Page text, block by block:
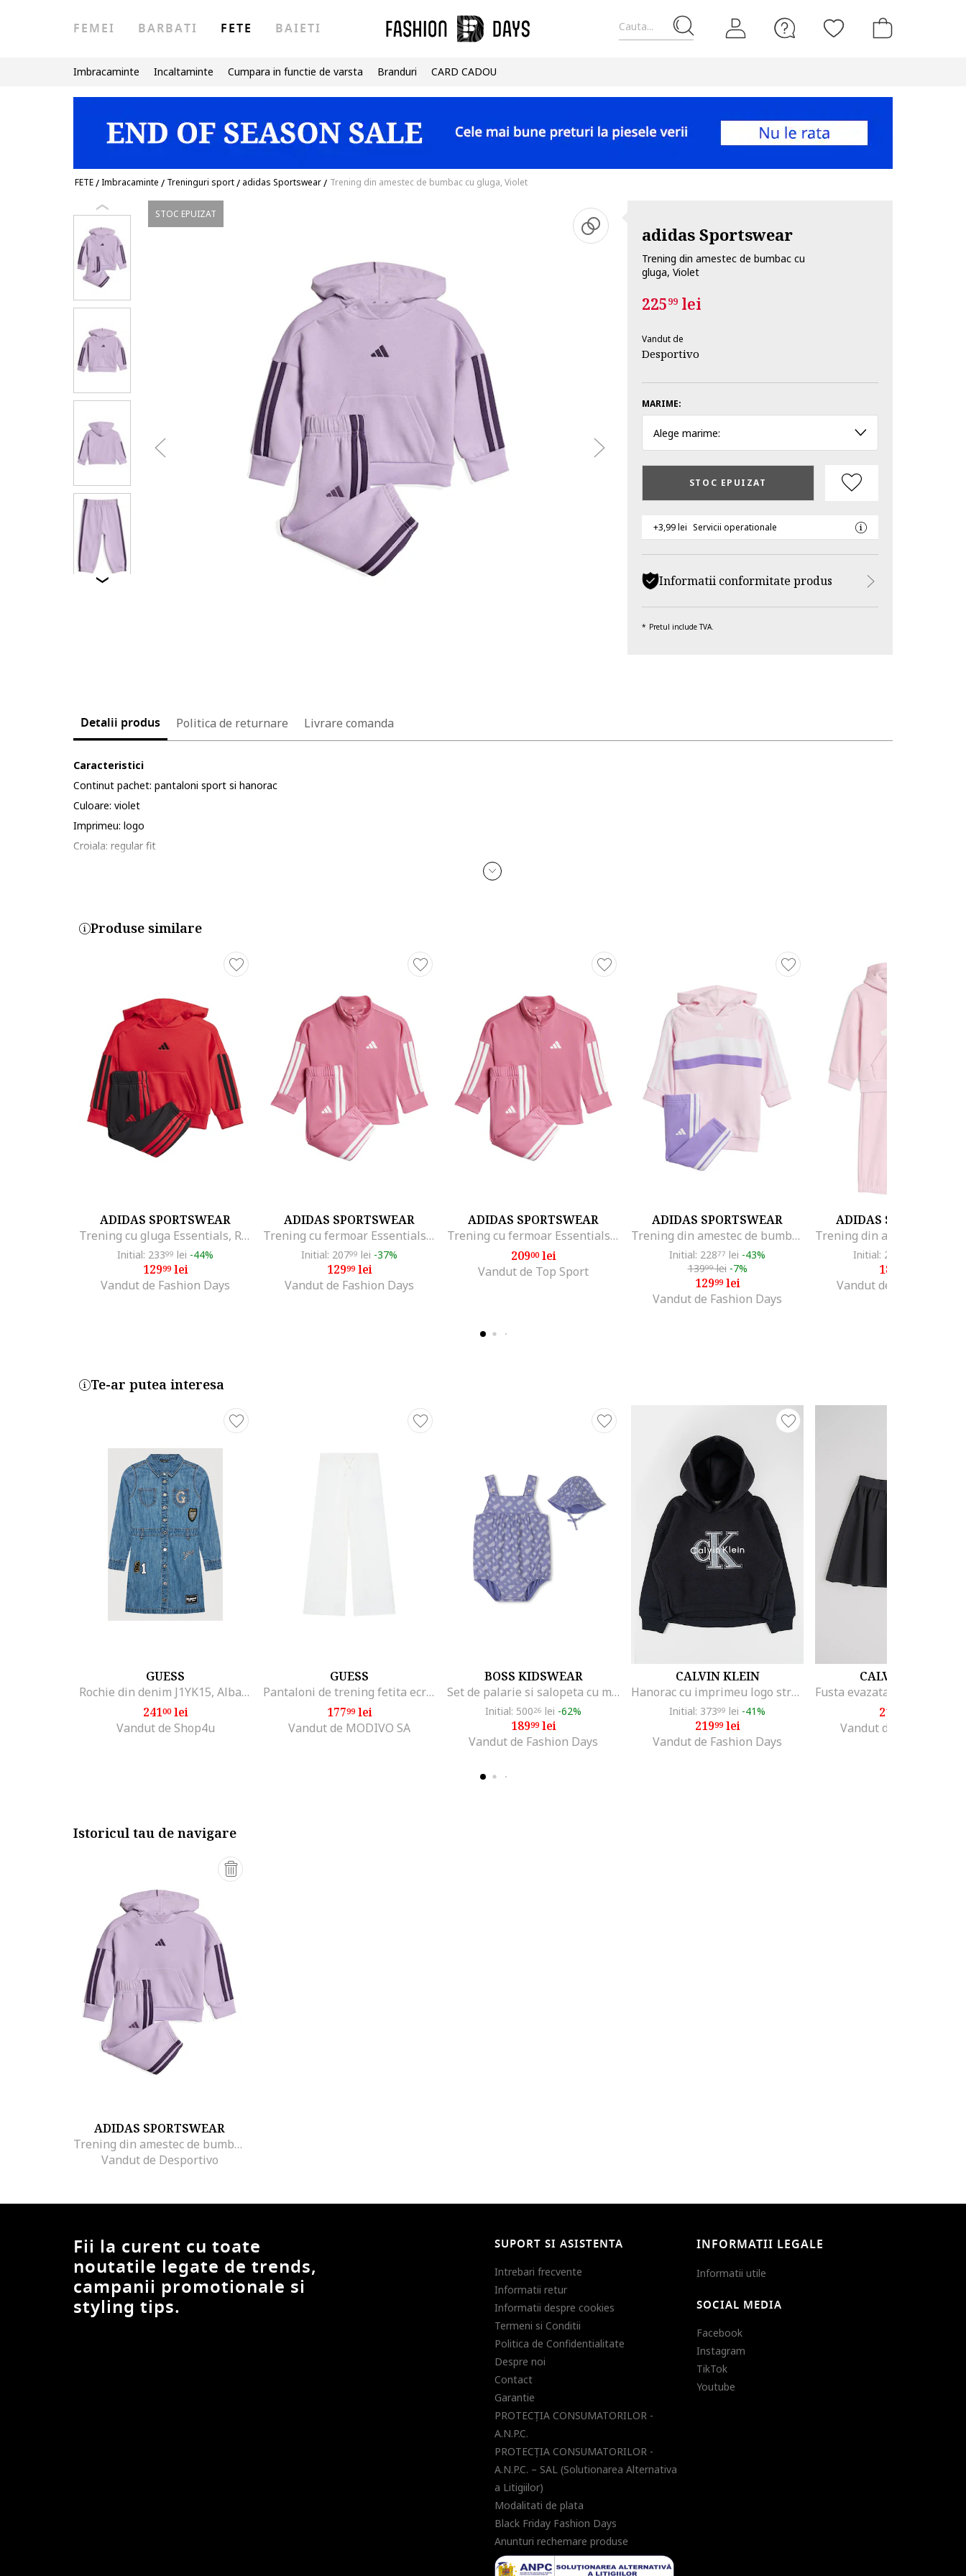
Cauta...
FEMEI BARBATI FETE BAIETI
Imbracaminte Incaltaminte Cumpara in functie de varsta Branduri CARD CADOU
FETE/Imbracaminte / Treninguri sport/ adidas Sportswear/ Trening din amestec de bumbac cu gluga, Violet
STOC EPUIZAT
adidas Sportswear
Trening din amestec de bumbac cu
gluga, Violet
22599lei
Vandut de
Desportivo
MARIME:
Alege marime:
STOC EPUIZAT
+3,99 lei Servicii operationale
Informatii conformitate produs
Pretul include TVA.
Detalii produs Politica de returnare Livrare comanda
Caracteristici
Continut pachet: pantaloni sport si hanorac
Culoare: violet
Imprimeu: logo
Croiala: regular fit
Detalii: banda elastica in talie, buzunar kangaroo
Exterior: 70% bumbac, 30% poliester reciclat
Cod produs:
JV9856_226716
Produse similare
ADIDAS SPORTSWEAR
Trening cu gluga Essentials, Rosu/Negru
Initial: 23399 lei -44%
12999lei
Vandut de Fashion Days
ADIDAS SPORTSWEAR
Trening cu fermoar Essentials Climacool, Alb/Roz
Initial: 20799 lei -37%
12999lei
Vandut de Fashion Days
ADIDAS SPORTSWEAR
Trening cu fermoar Essentials Climacool, Alb/Roz
20900lei
Vandut de Top Sport
ADIDAS SPORTSWEAR
Trening din amestec de bumbac cu logo, Lila/Alb optic/Roz pal
Initial: 22877 lei -43%
13999lei -7%
12999lei
Vandut de Fashion Days
ADIDAS SPORTSWEAR
Initial: 259
189
Vandut de Fashion Days
Te-ar putea interesa
GUESS
Rochie din denim J1YK15, Albastru
24100lei
Vandut de Shop4u
GUESS
Pantaloni de trening fetita ecru,
17799lei
Vandut de MODIVO SA
BOSS KIDSWEAR
Set de palarie si salopeta cu model, Albastru prafuit
Initial: 50026 lei -62%
18999lei
Vandut de Fashion Days
CALVIN KLEIN
Hanorac cu imprimeu logo stralucitor, Negru
Initial: 37399 lei -41%
21999lei
Vandut de Fashion Days
CALVIN KLEIN
215
Vandut de MODIVO SA
Istoricul tau de navigare
ADIDAS SPORTSWEAR
Trening din amestec de bumbac cu gluga, Violet
Vandut de Desportivo
Fii la curent cu toate
noutatile legate de trends,
campanii promotionale si
styling tips.
SUPORT SI ASISTENTA
Intrebari frecvente
Informatii retur
Informatii despre cookies
Termeni si Conditii
Politica de Confidentialitate
Despre noi
Contact
Garantie
PROTECŢIA CONSUMATORILOR -
A.N.P.C.
PROTECŢIA CONSUMATORILOR -
A.N.P.C. – SAL (Solutionarea Alternativa
a Litigiilor)
Modalitati de plata
Black Friday Fashion Days
Anunturi rechemare produse
INFORMATII LEGALE
Informatii utile
SOCIAL MEDIA
Facebook
Instagram
TikTok
Youtube